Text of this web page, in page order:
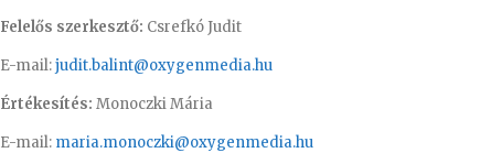
Felelős szerkesztő: Csrefkó Judit
E-mail:judit.balint@oxygenmedia.hu
Értékesítés: Monoczki Mária
E-mail: maria.monoczki@oxygenmedia.hu